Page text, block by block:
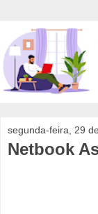
segunda-feira, 29
Netbook